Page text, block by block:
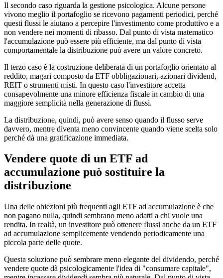
Il secondo caso riguarda la gestione psicologica. Alcune persone
vivono meglio il portafoglio se ricevono pagamenti periodici, perché
questi flussi le aiutano a percepire l'investimento come produttivo e a
non vendere nei momenti di ribasso. Dal punto di vista matematico
l'accumulazione può essere più efficiente, ma dal punto di vista
comportamentale la distribuzione può avere un valore concreto.
Il terzo caso è la costruzione deliberata di un portafoglio orientato al
reddito, magari composto da ETF obbligazionari, azionari dividend,
REIT o strumenti misti. In questo caso l'investitore accetta
consapevolmente una minore efficienza fiscale in cambio di una
maggiore semplicità nella generazione di flussi.
La distribuzione, quindi, può avere senso quando il flusso serve
davvero, mentre diventa meno convincente quando viene scelta solo
perché dà una gratificazione immediata.
Vendere quote di un ETF ad
accumulazione può sostituire la
distribuzione
Una delle obiezioni più frequenti agli ETF ad accumulazione è che
non pagano nulla, quindi sembrano meno adatti a chi vuole una
rendita. In realtà, un investitore può ottenere flussi anche da un ETF
ad accumulazione semplicemente vendendo periodicamente una
piccola parte delle quote.
Questa soluzione può sembrare meno elegante del dividendo, perché
vendere quote dà psicologicamente l'idea di "consumare capitale",